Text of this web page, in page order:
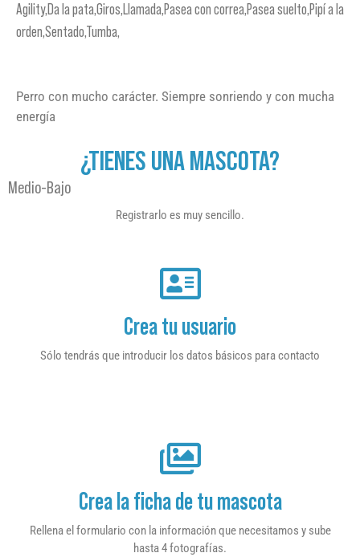
Agility,Da la pata,Giros,Llamada,Pasea con correa,Pasea suelto,Pipí a la
orden,Sentado,Tumba,
Perro con mucho carácter. Siempre sonriendo y con mucha
energía
¿TIENES UNA MASCOTA?
Medio-Bajo
Registrarlo es muy sencillo.
Crea tu usuario
Sólo tendrás que introducir los datos básicos para contacto
Crea la ficha de tu mascota
Rellena el formulario con la información que necesitamos y sube
hasta 4 fotografías.